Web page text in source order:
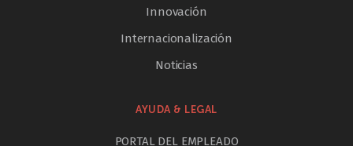
Innovación
Internacionalización
Noticias
AYUDA & LEGAL
PORTAL DEL EMPLEADO